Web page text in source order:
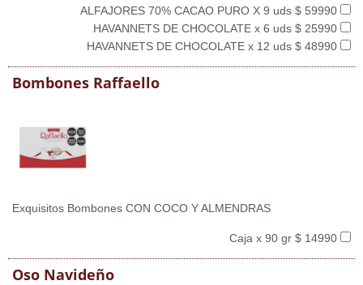
ALFAJORES 70% CACAO PURO X 9 uds $ 59990
HAVANNETS DE CHOCOLATE x 6 uds $ 25990
HAVANNETS DE CHOCOLATE x 12 uds $ 48990
Bombones Raffaello
Exquisitos Bombones CON COCO Y ALMENDRAS
Caja x 90 gr $ 14990
Oso Navideño